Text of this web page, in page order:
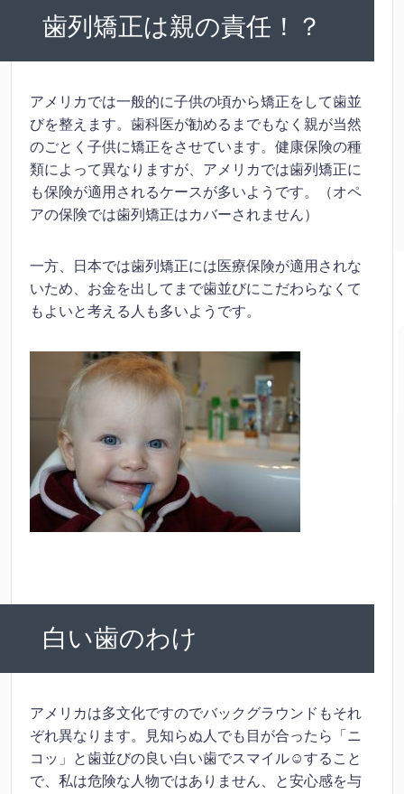
歯列矯正は親の責任！？
アメリカでは一般的に子供の頃から矯正をして歯並
びを整えます。歯科医が勧めるまでもなく親が当然
のごとく子供に矯正をさせています。健康保険の種
類によって異なりますが、アメリカでは歯列矯正に
も保険が適用されるケースが多いようです。（オペ
アの保険では歯列矯正はカバーされません）
一方、日本では歯列矯正には医療保険が適用されな
いため、お金を出してまで歯並びにこだわらなくて
もよいと考える人も多いようです。
白い歯のわけ
アメリカは多文化ですのでバックグラウンドもそれ
ぞれ異なります。見知らぬ人でも目が合ったら「ニ
コッ」と歯並びの良い白い歯でスマイル☺すること
で、私は危険な人物ではありません、と安心感を与